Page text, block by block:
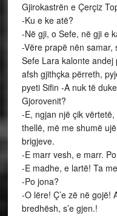
Gjirokastrën e Çerçiz
-Ku e ke atë?
-Në gji, o Sefe, në gji e
-Vëre prapë nën samar,
Sefe Lara kalonte
afsh gjithçka përreth,
pyeti Sifin -A nuk të
Gjorovenit?
-E, ngjan një çik
thellë, më me shumë
brigjeve.
-E marr vesh, e marr.
-E madhe, e lartë! Ta
-Po jona?
-O lëre! Ç’e zë në gojë!
bredhësh, s’e gjen.!